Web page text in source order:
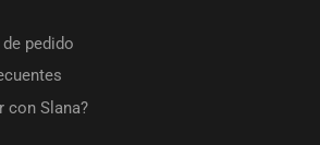
pedido
con Slana?